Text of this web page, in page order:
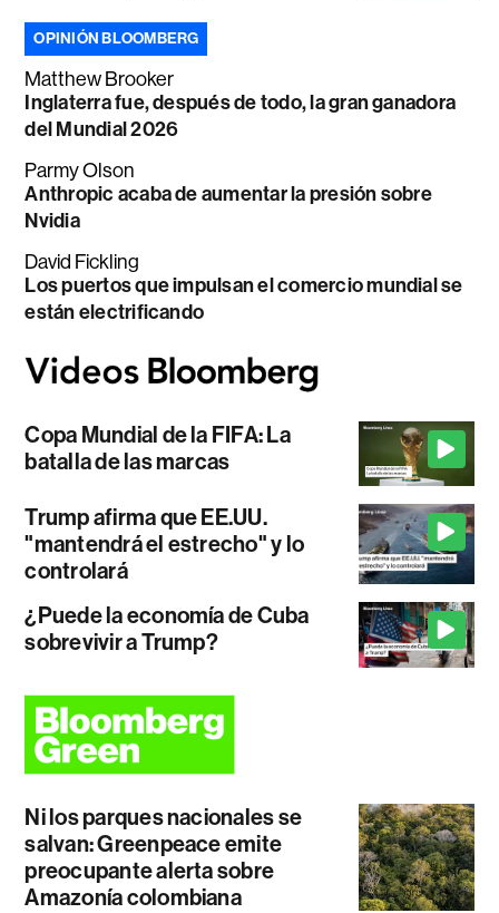
OPINIÓN BLOOMBERG
Matthew Brooker
Inglaterra fue, después de todo, la gran ganadora
del Mundial 2026
Parmy Olson
Anthropic acaba de aumentar la presión sobre
Nvidia
David Fickling
Los puertos que impulsan el comercio mundial se
están electrificando
Copa Mundial de la FIFA: La
batalla de las marcas
Trump afirma que EE.UU.
"mantendrá el estrecho" y lo
controlará
¿Puede la economía de Cuba
sobrevivir a Trump?
Ni los parques nacionales se
salvan: Greenpeace emite
preocupante alerta sobre
Amazonía colombiana